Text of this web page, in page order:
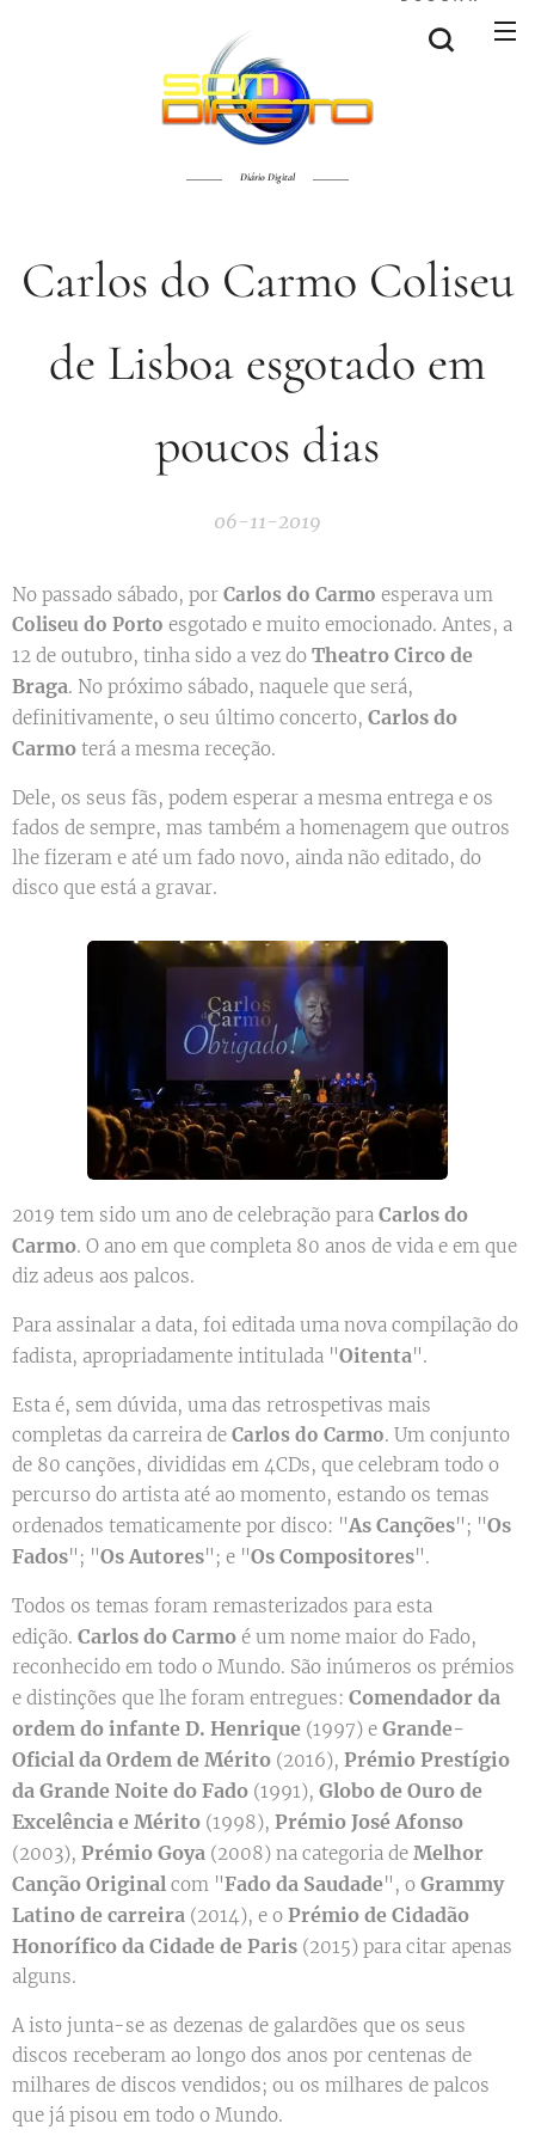
Diário Digital
Carlos do Carmo Coliseu
de Lisboa esgotado em
poucos dias
06-11-2019
No passado sábado, por Carlos do Carmo esperava um
Coliseu do Porto esgotado e muito emocionado. Antes, a
12 de outubro, tinha sido a vez do Theatro Circo de
Braga. No próximo sábado, naquele que será,
definitivamente, o seu último concerto, Carlos do
Carmo terá a mesma receção.
Dele, os seus fãs, podem esperar a mesma entrega e os
fados de sempre, mas também a homenagem que outros
lhe fizeram e até um fado novo, ainda não editado, do
disco que está a gravar.
2019 tem sido um ano de celebração para Carlos do
Carmo. O ano em que completa 80 anos de vida e em que
diz adeus aos palcos.
Para assinalar a data, foi editada uma nova compilação do
fadista, apropriadamente intitulada "Oitenta".
Esta é, sem dúvida, uma das retrospetivas mais
completas da carreira de Carlos do Carmo. Um conjunto
de 80 canções, divididas em 4CDs, que celebram todo o
percurso do artista até ao momento, estando os temas
ordenados tematicamente por disco: "As Canções"; "Os
Fados"; "Os Autores"; e "Os Compositores".
Todos os temas foram remasterizados para esta
edição. Carlos do Carmo é um nome maior do Fado,
reconhecido em todo o Mundo. São inúmeros os prémios
e distinções que lhe foram entregues: Comendador da
ordem do infante D. Henrique (1997) e Grande-
Oficial da Ordem de Mérito (2016), Prémio Prestígio
da Grande Noite do Fado (1991), Globo de Ouro de
Excelência e Mérito (1998), Prémio José Afonso
(2003), Prémio Goya (2008) na categoria de Melhor
Canção Original com "Fado da Saudade", o Grammy
Latino de carreira (2014), e o Prémio de Cidadão
Honorífico da Cidade de Paris (2015) para citar apenas
alguns.
A isto junta-se as dezenas de galardões que os seus
discos receberam ao longo dos anos por centenas de
milhares de discos vendidos; ou os milhares de palcos
que já pisou em todo o Mundo.